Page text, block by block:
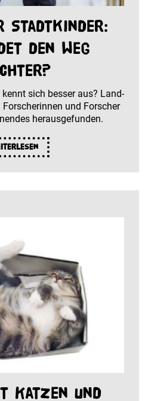
Stadtkinder:
den Weg
sich besser aus? Land-
und Forscher
herausgefunden.
Katzen und